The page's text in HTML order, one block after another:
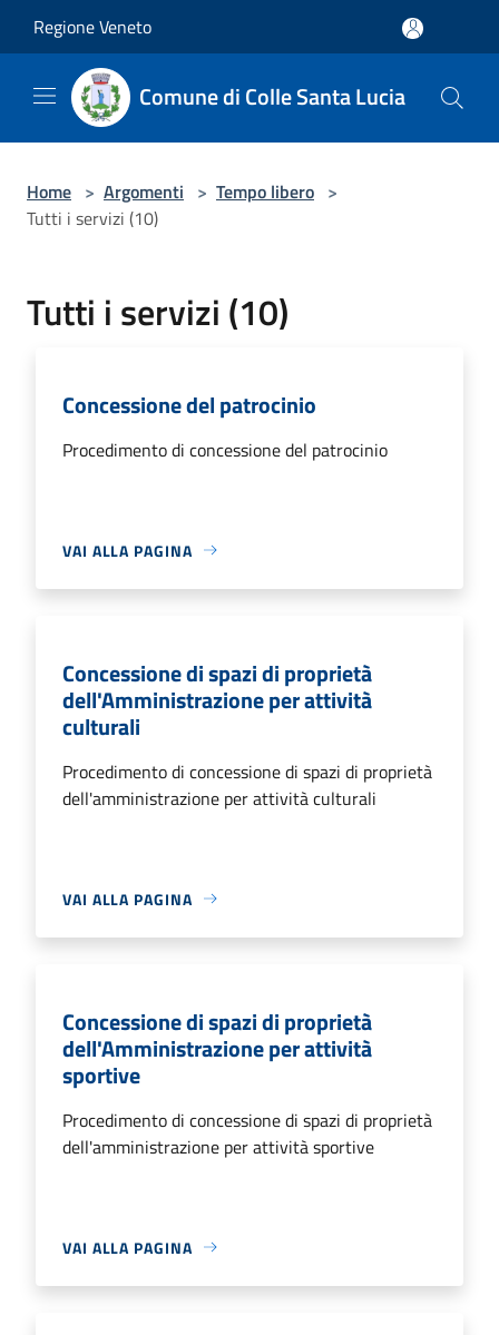
Regione Veneto
Comune di Colle Santa Lucia
Home > Argomenti > Tempo libero >
Tutti i servizi (10)
Tutti i servizi (10)
Concessione del patrocinio
Procedimento di concessione del patrocinio
VAI ALLA PAGINA
Concessione di spazi di proprietà
dell'Amministrazione per attività
culturali
Procedimento di concessione di spazi di proprietà
dell'amministrazione per attività culturali
VAI ALLA PAGINA
Concessione di spazi di proprietà
dell'Amministrazione per attività
sportive
Procedimento di concessione di spazi di proprietà
dell'amministrazione per attività sportive
VAI ALLA PAGINA